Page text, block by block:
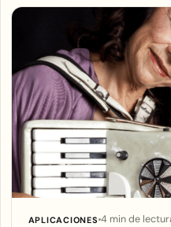
Articles
APLICACIONES 4 min de